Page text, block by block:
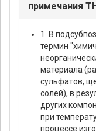
примечания
1. В
термин
материала
сульфатов,
солей), в
других
при
процессе